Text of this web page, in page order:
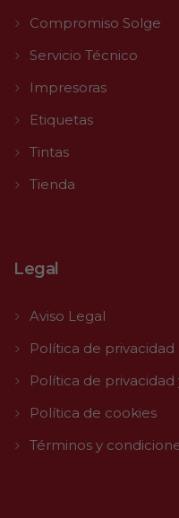
Compromiso Solge
Servicio Técnico
Impresoras
Etiquetas
Tintas
Tienda
Legal
Aviso Legal
Política de privacidad
Política de privacidad
Política de cookies
Términos y